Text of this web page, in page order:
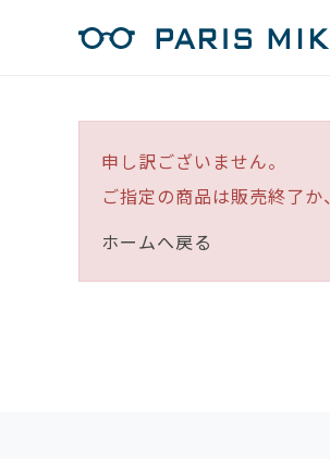
申し訳ございません。
ご指定の商品は販売終了か
ホームへ戻る